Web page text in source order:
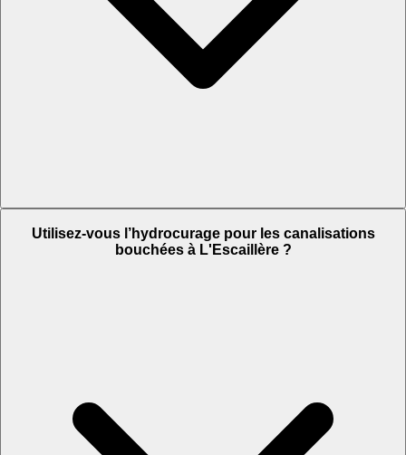
Utilisez-vous l’hydrocurage pour les canalisations
bouchées à L'Escaillère ?